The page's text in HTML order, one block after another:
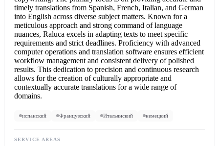
timely translations from Spanish, French, Italian, and German
into English across diverse subject matters. Known for a
meticulous approach and strong command of language
nuances, Raluca excels in adapting texts to meet specific
requirements and strict deadlines. Proficiency with advanced
computer operations and translation software ensures efficient
workflow management and consistent delivery of polished
results. This dedication to precision and continuous research
allows for the creation of culturally appropriate and
contextually accurate translations for a wide range of
domains.
испанский Французский Итальянский немецкий
SERVICE AREAS